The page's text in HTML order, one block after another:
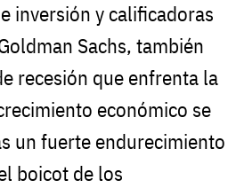
inversión y calificadoras
Sachs, también
recesión que enfrenta la
económico se
un fuerte endurecimiento
boicot de los